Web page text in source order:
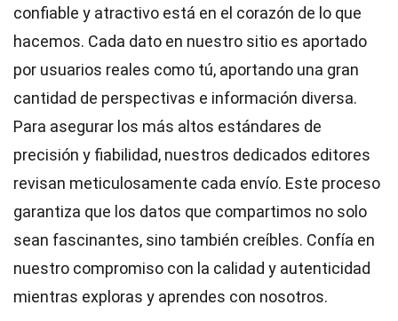
confiable y atractivo está en el corazón de lo que
hacemos. Cada dato en nuestro sitio es aportado
por usuarios reales como tú, aportando una gran
cantidad de perspectivas e información diversa.
Para asegurar los más altos estándares de
precisión y fiabilidad, nuestros dedicados editores
revisan meticulosamente cada envío. Este proceso
garantiza que los datos que compartimos no solo
sean fascinantes, sino también creíbles. Confía en
nuestro compromiso con la calidad y autenticidad
mientras exploras y aprendes con nosotros.